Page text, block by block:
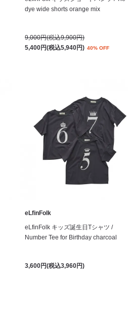
dye wide shorts orange mix
9,000円(税込9,900円)
5,400円(税込5,940円) 40% OFF
eLfinFolk
eLfinFolk キッズ誕生日Tシャツ /
Number Tee for Birthday charcoal
3,600円(税込3,960円)